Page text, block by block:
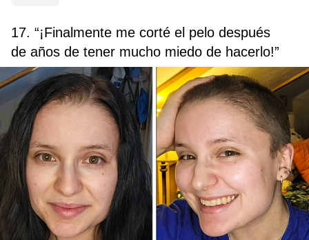
17. “¡Finalmente me corté el pelo después
de años de tener mucho miedo de hacerlo!”